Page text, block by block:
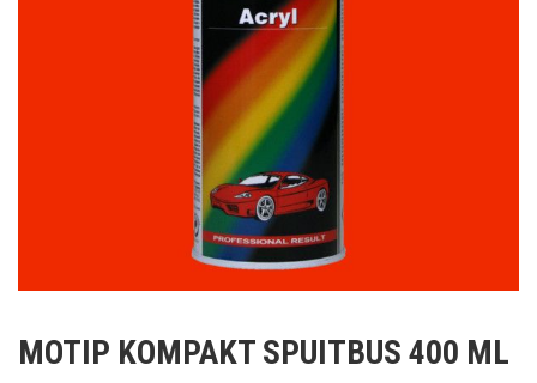
het
MOTIP KOMPAKT SPUITBUS 400 ML